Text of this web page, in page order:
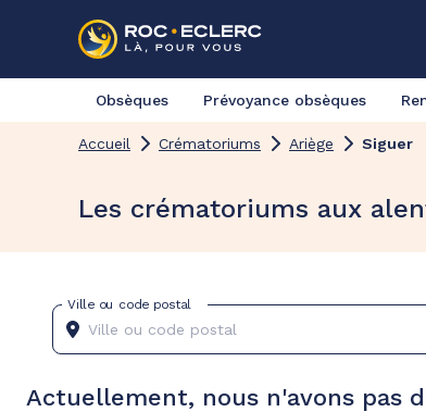
Obsèques Prévoyance obsèques
Accueil Crématoriums Ariège Siguer
Les crématoriums aux
Ville ou code postal
Actuellement, nous n'avons pas